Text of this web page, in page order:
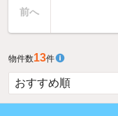
前へ
物件数13件